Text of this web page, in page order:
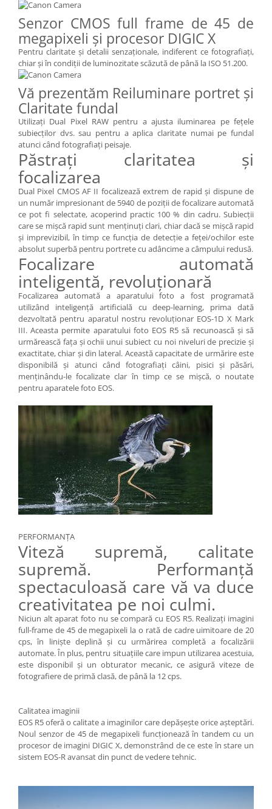
Senzor CMOS full frame de 45 de
megapixeli şi procesor DIGIC X
Pentru claritate şi detalii senzaţionale, indiferent ce fotografiaţi,
chiar şi în condiţii de luminozitate scăzută de până la ISO 51.200.
Vă prezentăm Reiluminare portret şi
Claritate fundal
Utilizaţi Dual Pixel RAW pentru a ajusta iluminarea pe feţele
subiecţilor dvs. sau pentru a aplica claritate numai pe fundal
atunci când fotografiaţi peisaje.
Păstraţi claritatea şi
focalizarea
Dual Pixel CMOS AF II focalizează extrem de rapid şi dispune de
un număr impresionant de 5940 de poziţii de focalizare automată
ce pot fi selectate, acoperind practic 100 % din cadru. Subiecţii
care se mişcă rapid sunt menţinuţi clari, chiar dacă se mişcă rapid
şi imprevizibil, în timp ce funcţia de detecţie a feţei/ochilor este
absolut superbă pentru portrete cu adâncime a câmpului redusă.
Focalizare automată
inteligentă, revoluţionară
Focalizarea automată a aparatului foto a fost programată
utilizând inteligenţă artificială cu deep-learning, prima dată
dezvoltată pentru aparatul nostru revoluţionar EOS-1D X Mark
III. Aceasta permite aparatului foto EOS R5 să recunoască şi să
urmărească faţa şi ochii unui subiect cu noi niveluri de precizie şi
exactitate, chiar şi din lateral. Această capacitate de urmărire este
disponibilă şi atunci când fotografiaţi câini, pisici şi păsări,
menţinându-le focalizate clar în timp ce se mişcă, o noutate
pentru aparatele foto EOS.
PERFORMANŢA
Viteză supremă, calitate
supremă. Performanţă
spectaculoasă care vă va duce
creativitatea pe noi culmi.
Niciun alt aparat foto nu se compară cu EOS R5. Realizaţi imagini
full-frame de 45 de megapixeli la o rată de cadre uimitoare de 20
cps, în linişte deplină şi cu urmărirea completă a focalizării
automate. În plus, pentru situaţiile care impun utilizarea acestuia,
este disponibil şi un obturator mecanic, ce asigură viteze de
fotografiere de primă clasă, de până la 12 cps.
Calitatea imaginii
EOS R5 oferă o calitate a imaginilor care depăşeşte orice aşteptări.
Noul senzor de 45 de megapixeli funcţionează în tandem cu un
procesor de imagini DIGIC X, demonstrând de ce este în stare un
sistem EOS-R avansat din punct de vedere tehnic.